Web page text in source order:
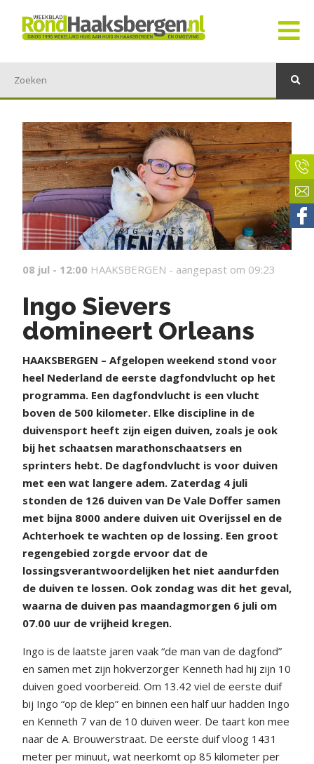
08 jul - 12:00 HAAKSBERGEN - aangepast om 09:23
Ingo Sievers
domineert Orleans
HAAKSBERGEN – Afgelopen weekend stond voor
heel Nederland de eerste dagfondvlucht op het
programma. Een dagfondvlucht is een vlucht
boven de 500 kilometer. Elke discipline in de
duivensport heeft zijn eigen duiven, zoals je ook
bij het schaatsen marathonschaatsers en
sprinters hebt. De dagfondvlucht is voor duiven
met een wat langere adem. Zaterdag 4 juli
stonden de 126 duiven van De Vale Doffer samen
met bijna 8000 andere duiven uit Overijssel en de
Achterhoek te wachten op de lossing. Een groot
regengebied zorgde ervoor dat de
lossingsverantwoordelijken het niet aandurfden
de duiven te lossen. Ook zondag was dit het geval,
waarna de duiven pas maandagmorgen 6 juli om
07.00 uur de vrijheid kregen.
Ingo is de laatste jaren vaak “de man van de dagfond”
en samen met zijn hokverzorger Kenneth had hij zijn 10
duiven goed voorbereid. Om 13.42 viel de eerste duif
bij Ingo “op de klep” en binnen een half uur hadden Ingo
en Kenneth 7 van de 10 duiven weer. De taart kon mee
naar de A. Brouwerstraat. De eerste duif vloog 1431
meter per minuut, wat neerkomt op 85 kilometer per